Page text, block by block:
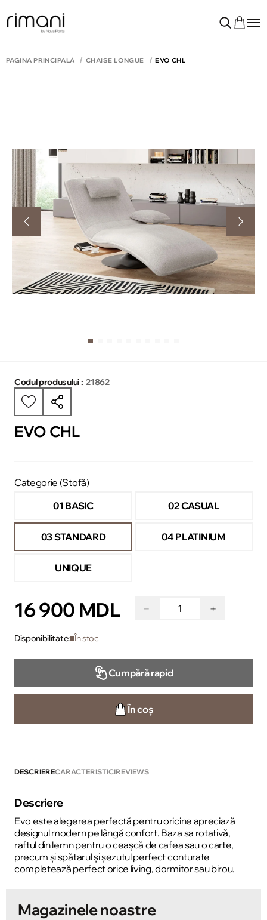
PAGINA PRINCIPALĂ CHAISE LONGUE EVO CHL
Codul produsului : 21862
EVO CHL
Categorie (Stofă)
01 BASIC
02 CASUAL
03 STANDARD 04 PLATINIUM
UNIQUE
16 900 MDL − +
Disponibilitate: În stoc
Cumpără rapid
În coș
DESCRIERECARACTERISTICIREVIEWS
Descriere
Evo este alegerea perfectă pentru oricine apreciază
designul modern pe lângă confort. Baza sa rotativă,
raftul din lemn pentru o ceașcă de cafea sau o carte,
precum și spătarul și șezutul perfect conturate
completează perfect orice living, dormitor sau birou.
Magazinele noastre